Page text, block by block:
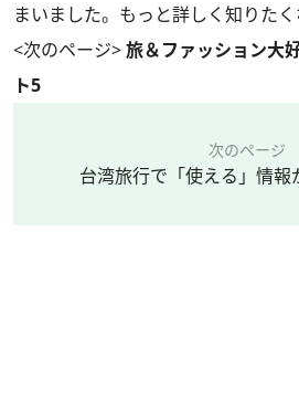
まいました。もっと詳しく知りたく
<次のページ>旅＆ファッション大
ト5
次のページ
台湾旅行で「使える」情報